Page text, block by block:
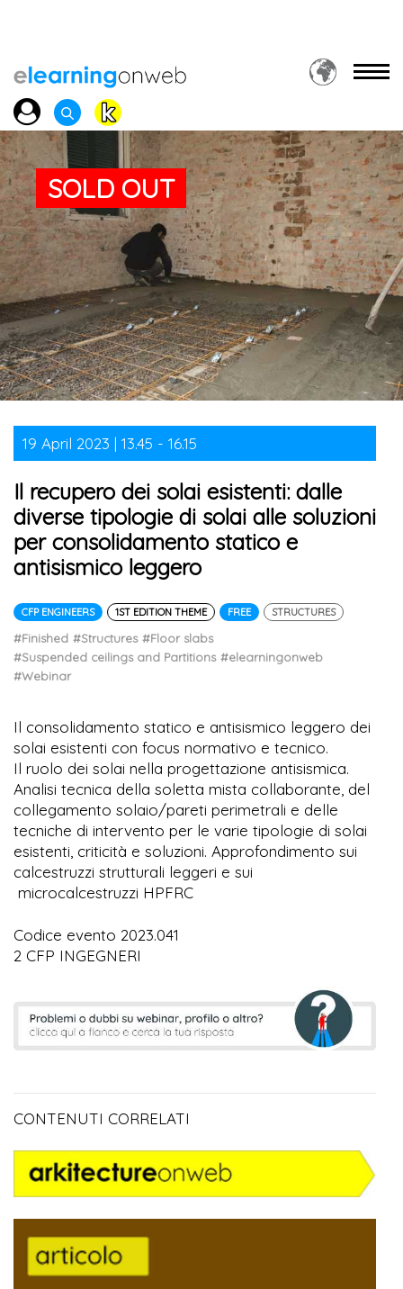
SOLD OUT
19 April 2023 | 13.45 - 16.15
Il recupero dei solai esistenti: dalle
diverse tipologie di solai alle soluzioni
per consolidamento statico e
antisismico leggero
CFP ENGINEERS 1ST EDITION THEME FREE STRUCTURES
#Finished #Structures #Floor slabs
#Suspended ceilings and Partitions #elearningonweb
#Webinar
Il consolidamento statico e antisismico leggero dei
solai esistenti con focus normativo e tecnico.
Il ruolo dei solai nella progettazione antisismica.
Analisi tecnica della soletta mista collaborante, del
collegamento solaio/pareti perimetrali e delle
tecniche di intervento per le varie tipologie di solai
esistenti, criticità e soluzioni. Approfondimento sui
calcestruzzi strutturali leggeri e sui
microcalcestruzzi HPFRC
Codice evento 2023.041
2 CFP INGEGNERI
CONTENUTI CORRELATI